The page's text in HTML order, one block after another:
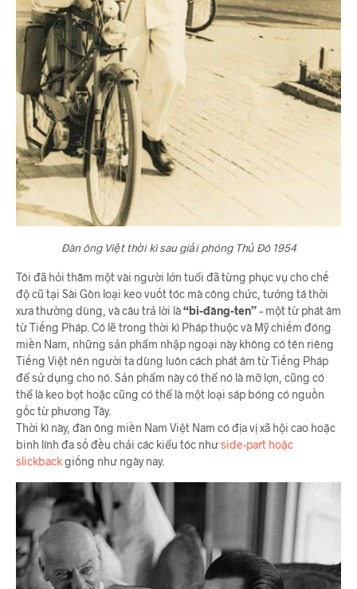
Đàn ông Việt thời kì sau giải phóng Thủ Đô 1954
Tôi đã hỏi thăm một vài người lớn tuổi đã từng phục vụ cho chế
độ cũ tại Sài Gòn loại keo vuốt tóc mà công chức, tướng tá thời
xưa thường dùng, và câu trả lời là“bi-đăng-ten”– một từ phát âm
từ Tiếng Pháp. Có lẽ trong thời kì Pháp thuộc và Mỹ chiếm đóng
miền Nam, những sản phẩm nhập ngoại này không có tên riêng
Tiếng Việt nên người ta dùng luôn cách phát âm từ Tiếng Pháp
để sử dụng cho nó. Sản phẩm này có thể nó là mỡ lợn, cũng có
thể là keo bọt hoặc cũng có thể là một loại sáp bóng có nguồn
gốc từ phương Tây.
Thời kì này, đàn ông miền Nam Việt Nam có địa vị xã hội cao hoặc
binh lính đa số đều chải các kiểu tóc nhưside-part hoặc
slickbackgiống như ngày nay.